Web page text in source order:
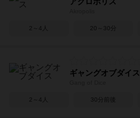
2～4人 20～30分
ギャングオブダイス
2～4人 30分前後